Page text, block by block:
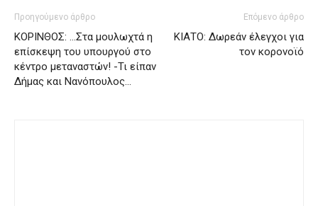
Προηγούμενο άρθρο
ΚΟΡΙΝΘΟΣ: …Στα μουλωχτά η
επίσκεψη του υπουργού στο
κέντρο μεταναστών! -Τι είπαν
Δήμας και Νανόπουλος…
Επόμενο άρθρο
ΚΙΑΤΟ: Δωρεάν έλεγχοι για
τον κορονοϊό